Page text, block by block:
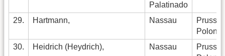
Palatinado
29. Hartmann, Nassau
Pruss
Polonia
30.
Heidrich (Heydrich), Nassau
Pruss